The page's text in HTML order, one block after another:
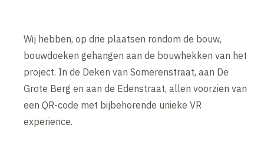
Wij hebben, op drie plaatsen rondom de bouw,
bouwdoeken gehangen aan de bouwhekken van het
project. In de Deken van Somerenstraat, aan De
Grote Berg en aan de Edenstraat, allen voorzien van
een QR-code met bijbehorende unieke VR
experience.